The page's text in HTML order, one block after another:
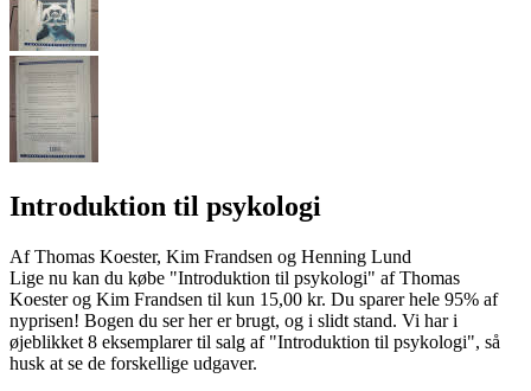
Introduktion til psykologi
AfThomas Koester, Kim Frandsen og Henning Lund
Lige nu kan du købe "Introduktion til psykologi" af Thomas
Koester og Kim Frandsen til kun 15,00 kr. Du sparer hele 95% af
nyprisen! Bogen du ser her er brugt, og i slidt stand. Vi har i
øjeblikket 8 eksemplarer til salg af "Introduktion til psykologi", så
husk at se de forskellige udgaver.